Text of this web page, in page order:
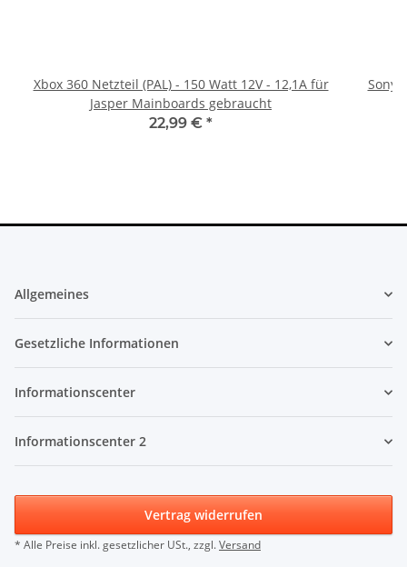
Xbox 360 Netzteil (PAL) - 150 Watt 12V - 12,1A für
Jasper Mainboards gebraucht
22,99 € *
Sony
Allgemeines
Gesetzliche Informationen
Informationscenter
Informationscenter 2
Vertrag widerrufen
* Alle Preise inkl. gesetzlicher USt., zzgl.Versand